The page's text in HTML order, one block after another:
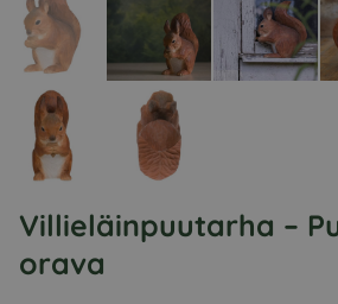
Villieläinpuutarha –
orava